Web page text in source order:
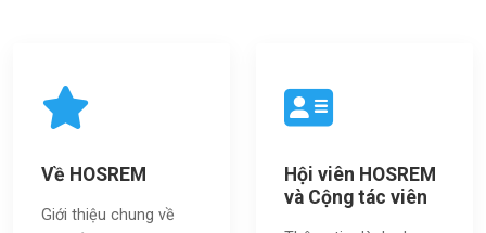
Về HOSREM
Giới thiệu chung về
Hội viên HOSREM
và Cộng tác viên